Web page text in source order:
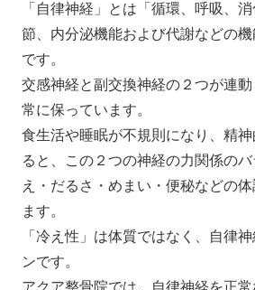
「自律神経」とは「循環、呼吸、
節、内分泌機能および代謝などの機
です。
交感神経と副交換神経の２つが連
常に保っています。
食生活や睡眠が不規則になり、精
ると、この２つの神経の力関係の
え・だるさ・めまい・便秘などの
ます。
「冷え性」は体質ではなく、自律
ンです。
アクア整骨院では、自律神経を正